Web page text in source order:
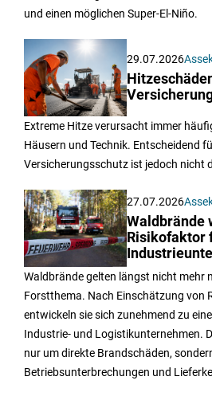
und einen möglichen Super-El-Niño.
29.07.2026
Extreme Hitze verursacht immer
Häusern und Technik. Entscheidend
Versicherungsschutz ist jedoch nicht
27.07.2026
Waldbrände
Risikofaktor
Waldbrände gelten längst nicht mehr
Forstthema. Nach Einschätzung von
entwickeln sie sich zunehmend zu
Industrie- und Logistikunternehmen.
nur um direkte Brandschäden,
Betriebsunterbrechungen und